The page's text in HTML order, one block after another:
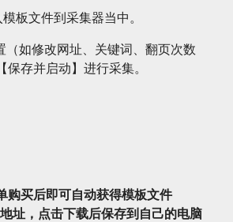
板文件到采集器当中。
（如修改网址、关键词、翻页次数
存并启动】进行采集。
购买后即可自动获得模板文件
址，点击下载后保存到自己的电脑